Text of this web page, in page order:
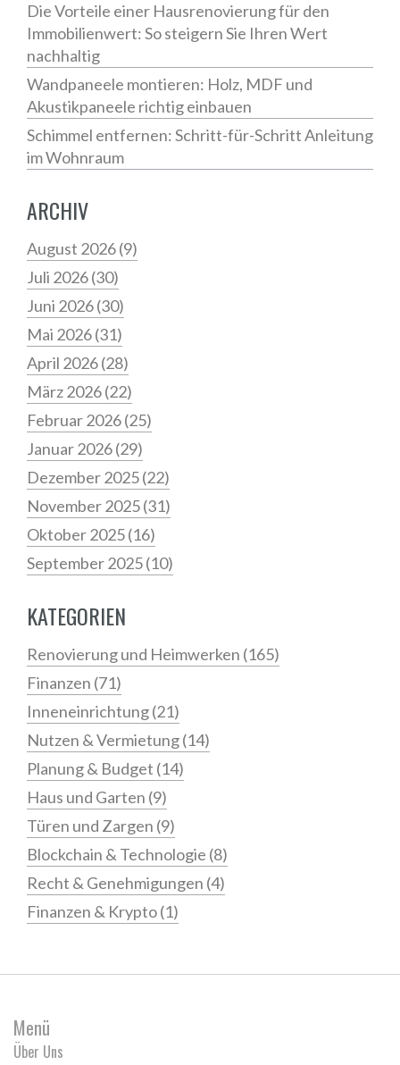
Die Vorteile einer Hausrenovierung für den
Immobilienwert: So steigern Sie Ihren Wert
nachhaltig
Wandpaneele montieren: Holz, MDF und
Akustikpaneele richtig einbauen
Schimmel entfernen: Schritt-für-Schritt Anleitung
im Wohnraum
ARCHIV
August 2026(9)
Juli 2026(30)
Juni 2026(30)
Mai 2026(31)
April 2026(28)
März 2026(22)
Februar 2026(25)
Januar 2026(29)
Dezember 2025(22)
November 2025(31)
Oktober 2025(16)
September 2025(10)
KATEGORIEN
Renovierung und Heimwerken (165)
Finanzen (71)
Inneneinrichtung(21)
Nutzen & Vermietung(14)
Planung & Budget (14)
Haus und Garten (9)
Türen und Zargen (9)
Blockchain & Technologie (8)
Recht & Genehmigungen (4)
Finanzen & Krypto(1)
Menü
Über Uns